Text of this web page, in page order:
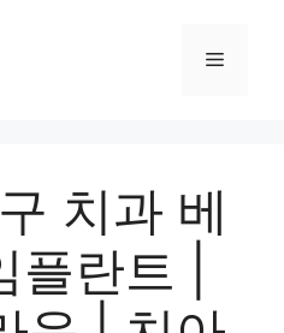
메
치과 베
란트 |